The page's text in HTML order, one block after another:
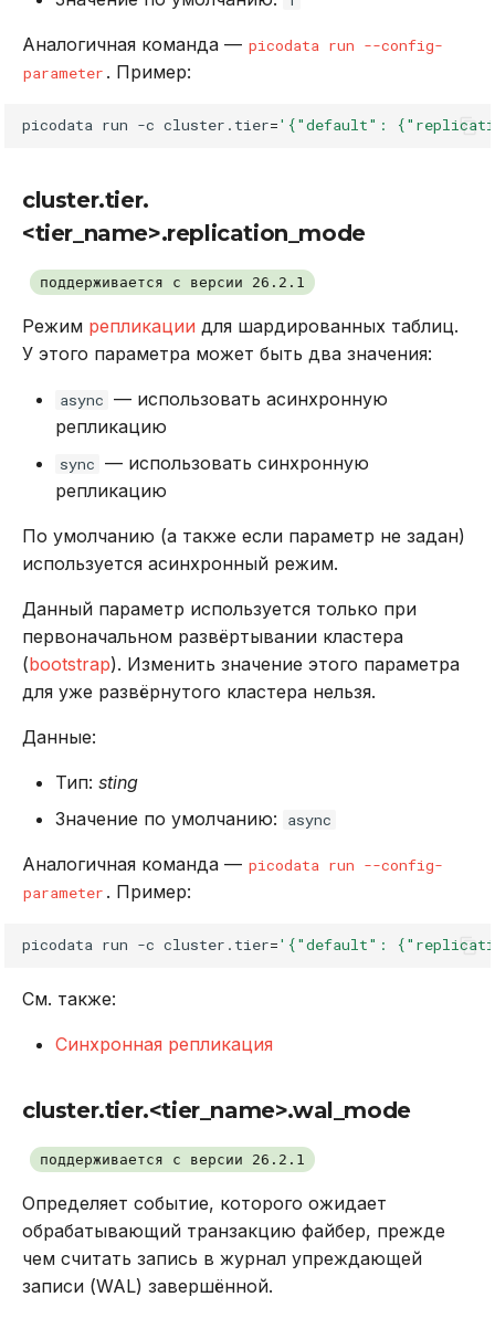
Аналогичная команда — picodata run --config-
parameter . Пример:
picodata run -c cluster.tier='{"default":
cluster.tier.
<tier_name>.replication_mode
поддерживается с версии 26.2.1
Режим репликации для шардированных таблиц.
У этого параметра может быть два значения:
async — использовать асинхронную
репликацию
sync — использовать синхронную
репликацию
По умолчанию (а также если параметр не задан)
используется асинхронный режим.
Данный параметр используется только при
первоначальном развёртывании кластера
(bootstrap). Изменить значение этого параметра
для уже развёрнутого кластера нельзя.
Данные:
Тип: sting
Значение по умолчанию:
async
Аналогичная команда — picodata run --config-
parameter . Пример:
picodata run -c cluster.tier='{"default":
См. также:
Синхронная репликация
cluster.tier.<tier_name>.wal_mode
поддерживается с версии 26.2.1
Определяет событие, которого ожидает
обрабатывающий транзакцию файбер, прежде
чем считать запись в журнал упреждающей
записи (WAL) завершённой.